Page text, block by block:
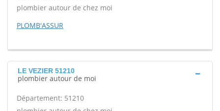
plombier autour de chez moi
PLOMB'ASSUR
LE VEZIER 51210
plombier autour de moi
Département: 51210